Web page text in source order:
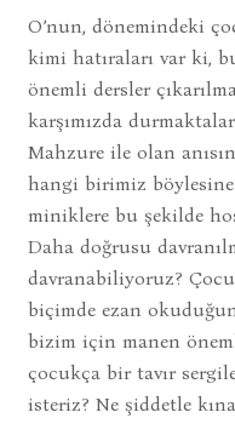
O’nun, dönemindeki
kimi hatıraları var ki,
önemli dersler
karşımızda
Mahzure ile olan
hangi birimiz
miniklere bu şekilde
Daha doğrusu
davranabiliyoruz?
biçimde ezan
bizim için manen
çocukça bir tavır
isteriz? Ne şiddetle